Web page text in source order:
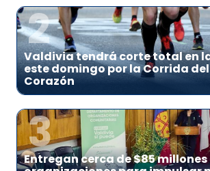
2
Valdivia tendrá corte total en
este domingo por la Corrida del
Corazón
3
Entregan cerca de $85 millones